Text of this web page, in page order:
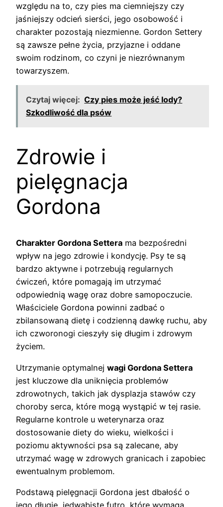
względu na to, czy pies ma ciemniejszy czy
jaśniejszy odcień sierści, jego osobowość i
charakter pozostają niezmienne. Gordon Settery
są zawsze pełne życia, przyjazne i oddane
swoim rodzinom, co czyni je niezrównanym
towarzyszem.
Czytaj więcej: Czy pies może jeść lody?
Szkodliwość dla psów
Zdrowie i
pielęgnacja
Gordona
Charakter Gordona Settera ma bezpośredni
wpływ na jego zdrowie i kondycję. Psy te są
bardzo aktywne i potrzebują regularnych
ćwiczeń, które pomagają im utrzymać
odpowiednią wagę oraz dobre samopoczucie.
Właściciele Gordona powinni zadbać o
zbilansowaną dietę i codzienną dawkę ruchu, aby
ich czworonogi cieszyły się długim i zdrowym
życiem.
Utrzymanie optymalnej wagi Gordona Settera
jest kluczowe dla uniknięcia problemów
zdrowotnych, takich jak dysplazja stawów czy
choroby serca, które mogą wystąpić w tej rasie.
Regularne kontrole u weterynarza oraz
dostosowanie diety do wieku, wielkości i
poziomu aktywności psa są zalecane, aby
utrzymać wagę w zdrowych granicach i zapobiec
ewentualnym problemom.
Podstawą pielęgnacji Gordona jest dbałość o
jego długie, jedwabiste futro, które wymaga